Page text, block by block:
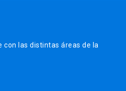
con las distintas áreas de la